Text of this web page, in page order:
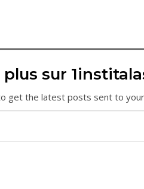
plus sur
get the latest posts sent to